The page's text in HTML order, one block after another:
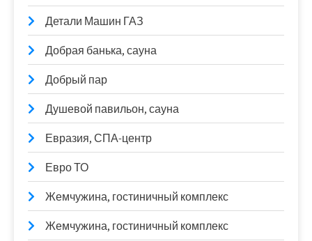
Детали Машин ГАЗ
Добрая банька, сауна
Добрый пар
Душевой павильон, сауна
Евразия, СПА-центр
Евро ТО
Жемчужина, гостиничный комплекс
Жемчужина, гостиничный комплекс